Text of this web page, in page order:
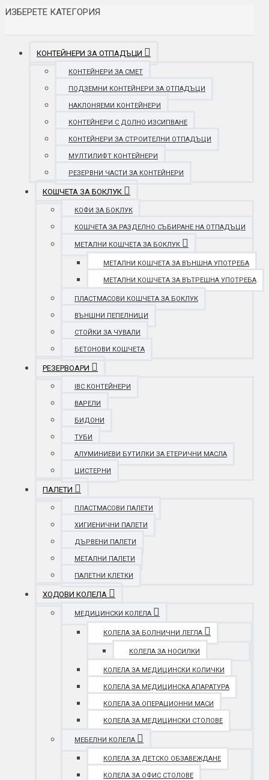
ИЗБЕРЕТЕ КАТЕГОРИЯ
КОНТЕЙНЕРИ ЗА ОТПАДЪЦИ
КОНТЕЙНЕРИ ЗА СМЕТ
ПОДЗЕМНИ КОНТЕЙНЕРИ ЗА ОТПАДЪЦИ
НАКЛОНЯЕМИ КОНТЕЙНЕРИ
КОНТЕЙНЕРИ С ДОЛНО ИЗСИПВАНЕ
КОНТЕЙНЕРИ ЗА СТРОИТЕЛНИ ОТПАДЪЦИ
МУЛТИЛИФТ КОНТЕЙНЕРИ
РЕЗЕРВНИ ЧАСТИ ЗА КОНТЕЙНЕРИ
КОШЧЕТА ЗА БОКЛУК
КОФИ ЗА БОКЛУК
КОШЧЕТА ЗА РАЗДЕЛНО СЪБИРАНЕ НА ОТПАДЪЦИ
МЕТАЛНИ КОШЧЕТА ЗА БОКЛУК
МЕТАЛНИ КОШЧЕТА ЗА ВЪНШНА УПОТРЕБА
МЕТАЛНИ КОШЧЕТА ЗА ВЪТРЕШНА УПОТРЕБА
ПЛАСТМАСОВИ КОШЧЕТА ЗА БОКЛУК
ВЪНШНИ ПЕПЕЛНИЦИ
СТОЙКИ ЗА ЧУВАЛИ
БЕТОНОВИ КОШЧЕТА
РЕЗЕРВОАРИ
IBC КОНТЕЙНЕРИ
ВАРЕЛИ
БИДОНИ
ТУБИ
АЛУМИНИЕВИ БУТИЛКИ ЗА ЕТЕРИЧНИ МАСЛА
ЦИСТЕРНИ
ПАЛЕТИ
ПЛАСТМАСОВИ ПАЛЕТИ
ХИГИЕНИЧНИ ПАЛЕТИ
ДЪРВЕНИ ПАЛЕТИ
МЕТАЛНИ ПАЛЕТИ
ПАЛЕТНИ КЛЕТКИ
ХОДОВИ КОЛЕЛА
МЕДИЦИНСКИ КОЛЕЛА
КОЛЕЛА ЗА БОЛНИЧНИ ЛЕГЛА
КОЛЕЛА ЗА НОСИЛКИ
КОЛЕЛА ЗА МЕДИЦИНСКИ КОЛИЧКИ
КОЛЕЛА ЗА МЕДИЦИНСКА АПАРАТУРА
КОЛЕЛА ЗА ОПЕРАЦИОННИ МАСИ
КОЛЕЛА ЗА МЕДИЦИНСКИ СТОЛОВЕ
МЕБЕЛНИ КОЛЕЛА
КОЛЕЛА ЗА ДЕТСКО ОБЗАВЕЖДАНЕ
КОЛЕЛА ЗА ОФИС СТОЛОВЕ